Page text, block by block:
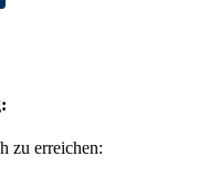
zu erreichen: